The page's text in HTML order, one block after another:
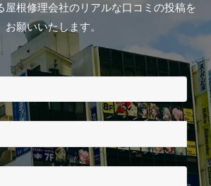
屋根修理会社のリアルな口コミの投稿を
お願いいたします。